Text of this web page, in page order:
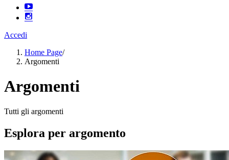
Accedi
Home Page/
Argomenti
Argomenti
Tutti gli argomenti
Esplora per argomento